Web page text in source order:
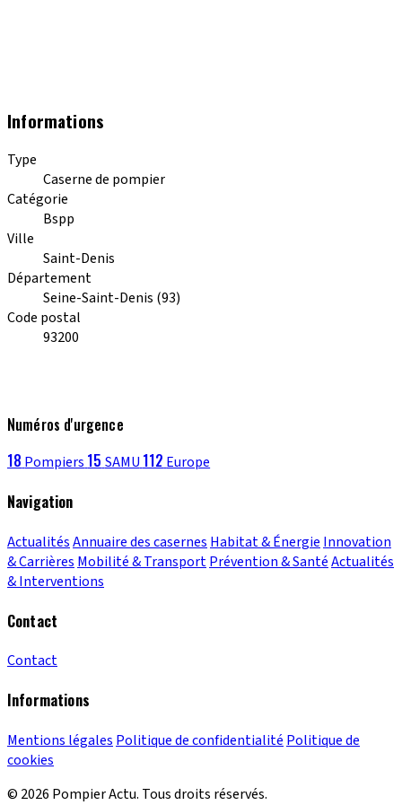
Informations
Type
Caserne de pompier
Catégorie
Bspp
Ville
Saint-Denis
Département
Seine-Saint-Denis (93)
Code postal
93200
Numéros d'urgence
18 Pompiers 15 SAMU 112 Europe
Navigation
ActualitésAnnuaire des casernes Habitat & Énergie Innovation
& Carrières Mobilité & TransportPrévention & SantéActualités
& Interventions
Contact
Contact
Informations
Mentions légales Politique de confidentialité Politique de
cookies
© 2026 Pompier Actu. Tous droits réservés.